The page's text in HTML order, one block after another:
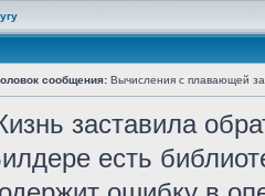
сообщения: Вычисления с плавающей
заставила
есть